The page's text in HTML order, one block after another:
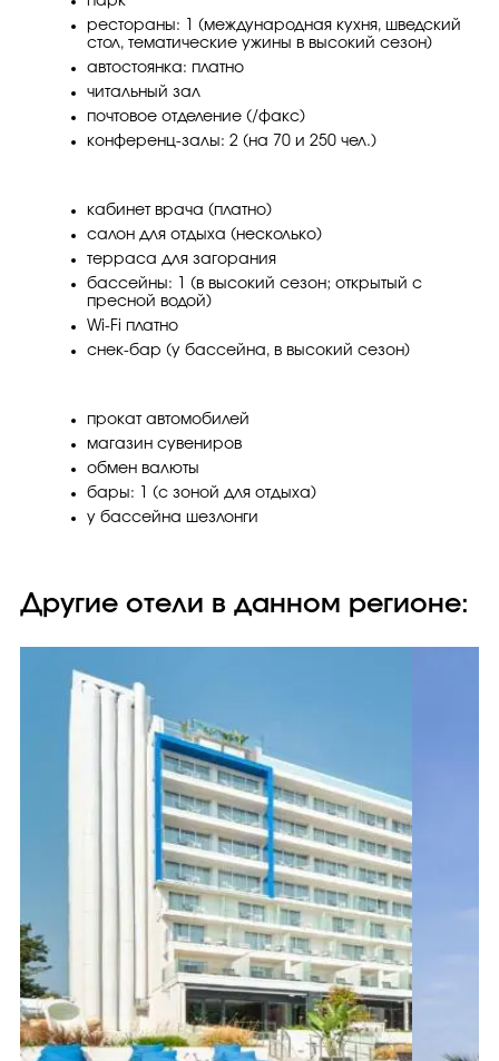
рестораны: 1 (международная кухня, шведский
стол, тематические ужины в высокий сезон)
автостоянка: платно
читальный зал
почтовое отделение (/факс)
конференц-залы: 2 (на 70 и 250 чел.)
кабинет врача (платно)
салон для отдыха (несколько)
терраса для загорания
бассейны: 1 (в высокий сезон; открытый с
пресной водой)
Wi-Fi платно
снек-бар (у бассейна, в высокий сезон)
прокат автомобилей
магазин сувениров
обмен валюты
бары: 1 (с зоной для отдыха)
у бассейна шезлонги
Другие отели в данном регионе: